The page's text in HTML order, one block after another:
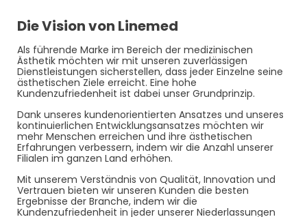
Die Vision von Linemed
Als führende Marke im Bereich der medizinischen
Ästhetik möchten wir mit unseren zuverlässigen
Dienstleistungen sicherstellen, dass jeder Einzelne seine
ästhetischen Ziele erreicht. Eine hohe
Kundenzufriedenheit ist dabei unser Grundprinzip.
Dank unseres kundenorientierten Ansatzes und unseres
kontinuierlichen Entwicklungsansatzes möchten wir
mehr Menschen erreichen und ihre ästhetischen
Erfahrungen verbessern, indem wir die Anzahl unserer
Filialen im ganzen Land erhöhen.
Mit unserem Verständnis von Qualität, Innovation und
Vertrauen bieten wir unseren Kunden die besten
Ergebnisse der Branche, indem wir die
Kundenzufriedenheit in jeder unserer Niederlassungen